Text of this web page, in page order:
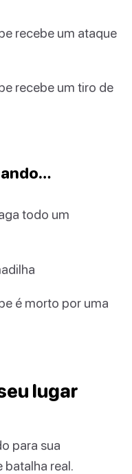
recebe um ataque
recebe um tiro de
todo um
é morto por uma
lugar
para sua
real.